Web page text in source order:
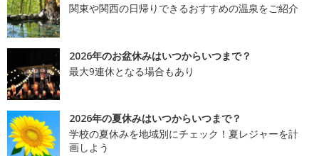
関東や関西の日帰りできるおすすめの温泉をご紹介
2026年のお盆休みはいつからいつまで？
最大9連休となる場合もあり
2026年の夏休みはいつからいつまで？
学校の夏休みを地域別にチェック！夏レジャーを計
画しよう